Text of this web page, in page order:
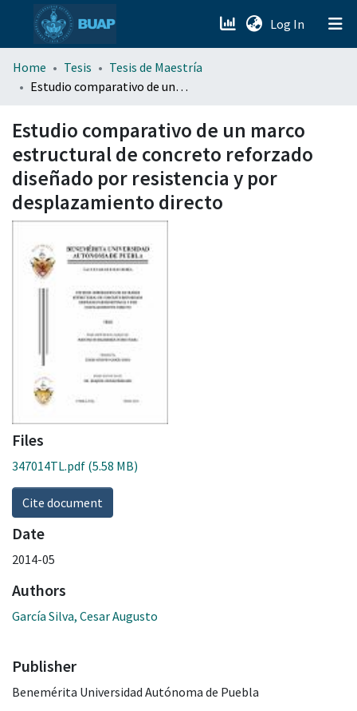
Log In (current)
menu.section.about_menu
Home Tesis
Tesis de Maestría
Estudio comparativo de un marco estructural de concreto reforzado diseñado por resistencia y por desplazamiento directo
Estudio comparativo de un marco
estructural de concreto reforzado
diseñado por resistencia y por
desplazamiento directo
Files
347014TL.pdf (5.58 MB)
Cite document
Date
2014-05
Authors
García Silva, Cesar Augusto
Publisher
Benemérita Universidad Autónoma de Puebla